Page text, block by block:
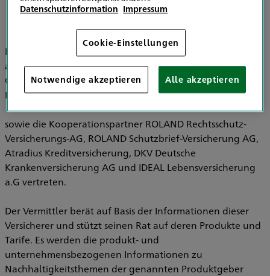
Im Bereich der Versicherungsvermittlung werden
ausschließlich die HDI Versicherung AG, HDI Global SE, HDI
Global Specialty SE, HDI Lebensversicherung AG, HDI
Pensionsfonds AG, HDI Pensionskasse AG
sowie die Kooperationspartner ROLAND Rechtsschutz-
Versicherungs-AG, ROLAND Schutzbrief-Versicherung AG,
Atradius Kreditversicherung, DKV Deutsche
Krankenversicherung AG und IDEAL Lebensversicherung
a.G vertreten.
Der Vermittler berät auf Basis der Informationen dieser
Versicherer und stützt seinen Rat auf deren Produkte und
Tarife. Es werden die produkt- und
unternehmensbezogenen Informationen zu
Nachhaltigkeitsthemen der genannten Produktgeber
Datenschutzinformation Impressum
Cookie-Einstellungen
Notwendige akzeptieren Alle akzeptieren